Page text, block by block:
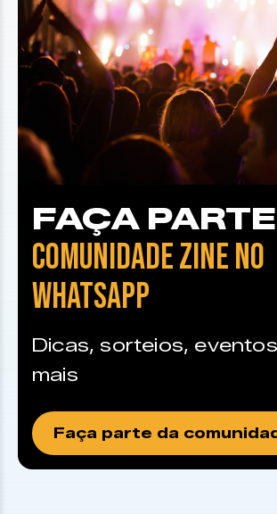
FAÇA PARTE
COMUNIDADE ZINE NO
WHATSAPP
Dicas, sorteios,
mais
Faça parte da